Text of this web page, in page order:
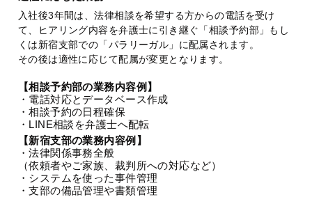
入社後3年間は、法律相談を希望する方からの電話を受け
て、ヒアリング内容を弁護士に引き継ぐ「相談予約部」もし
くは新宿支部での「パラリーガル」に配属されます。
その後は適性に応じて配属が変更となります。
【相談予約部の業務内容例】
・電話対応とデータベース作成
・相談予約の日程確保
・LINE相談を弁護士へ配転
【新宿支部の業務内容例】
・法律関係事務全般
（依頼者やご家族、裁判所への対応など）
・システムを使った事件管理
・支部の備品管理や書類管理
特設サイト
法人グループ
プライバシーポリシー 利用規約 内部通報
TikTok受賞 定義集